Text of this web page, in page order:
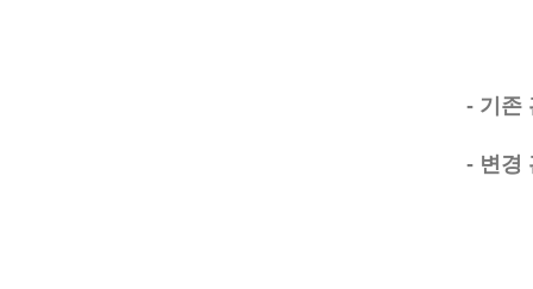
- 기존
- 변경